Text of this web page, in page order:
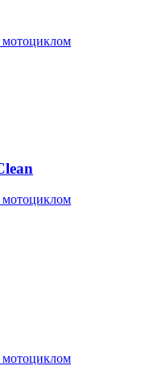
мотоциклом
мотоциклом
мотоциклом